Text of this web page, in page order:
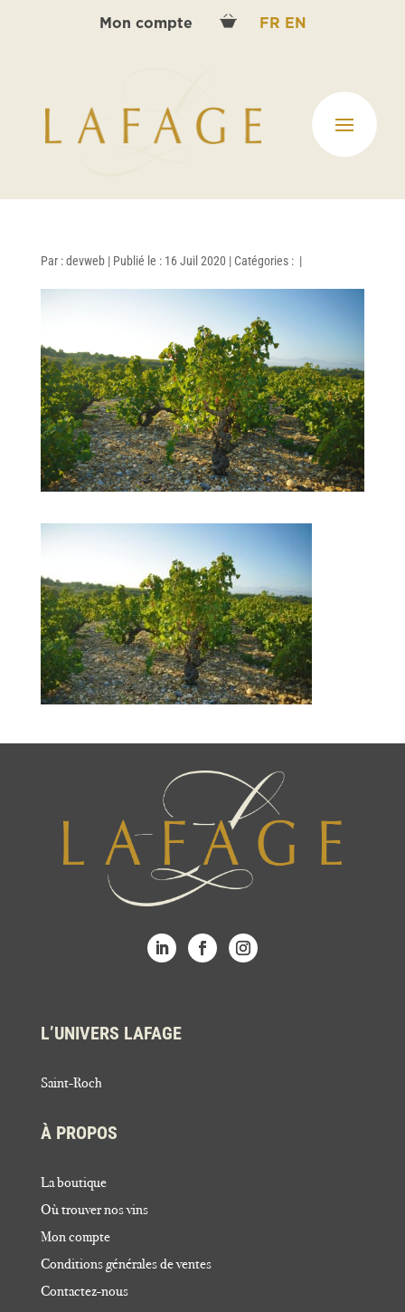
Mon compte FR EN
Par :devweb | Publié le : 16 Juil 2020 | Catégories : |
L’UNIVERS LAFAGE
Saint-Roch
À PROPOS
La boutique
Où trouver nos vins
Mon compte
Conditions générales de ventes
Contactez-nous